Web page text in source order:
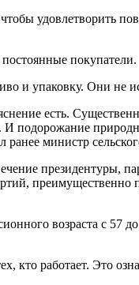
удовлетворить
покупатели.
и упаковку. Они не
есть.
подорожание
министр
президентуры,
преимущественно
возраста с 57
работает. Это